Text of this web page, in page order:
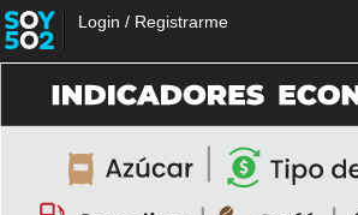
Login / Registrarme